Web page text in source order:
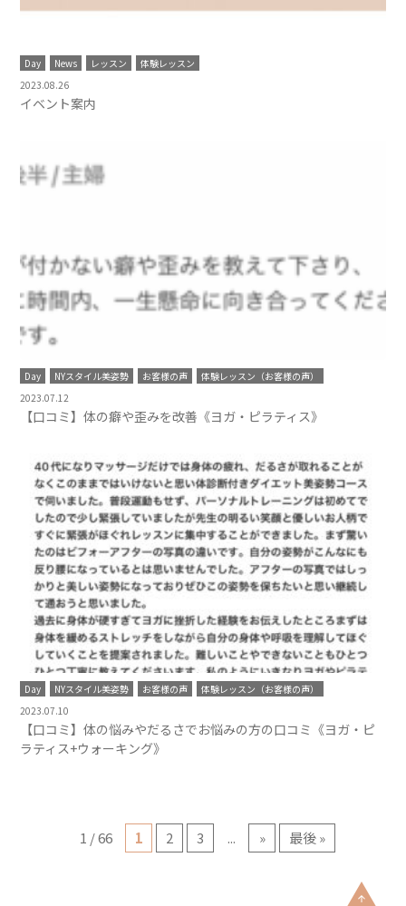
Day News レッスン
体験レッスン
2023.08.26
イベント案内
Day NYスタイル美姿勢 お客様の声
体験レッスン（お客様の声）
2023.07.12
【口コミ】体の癖や歪みを改善《ヨガ・ピラティス》
Day NYスタイル美姿勢 お客様の声
体験レッスン（お客様の声）
2023.07.10
【口コミ】体の悩みやだるさでお悩みの方の口コミ《ヨガ・ピ
ラティス+ウォーキング》
1 / 66 1 2 3 ... » 最後 »